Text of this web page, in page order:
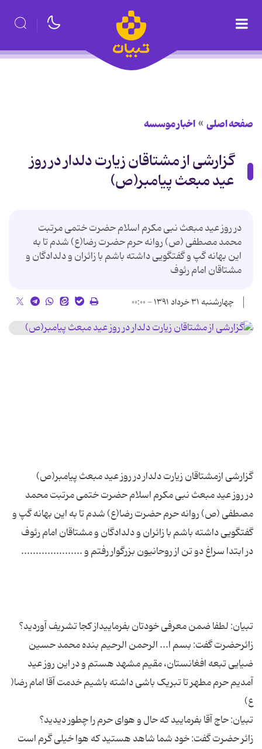
صفحه اصلی اخبار موسسه
گزارشی از مشتاقان زیارت دلدار در روز
عید مبعث پیامبر(ص)
در روز عید مبعث نبی مکرم اسلام حضرت ختمی مرتبت
محمد مصطفی (ص) روانه حرم حضرت رضا(ع) شدم تا به
این بهانه گپ و گفتگویی داشته باشم با زائران و دلدادگان و
مشتاقان امام رئوف
چهارشنبه ۳۱ خرداد ۱۳۹۱ - ۰۰:۰۰
در روز عید مبعث نبی مکرم اسلام حضرت ختمی مرتبت محمد
مصطفی (ص) روانه حرم حضرت رضا(ع) شدم تا به این بهانه گپ و
زائرحضرت گفت: بسم ا... الرحمن الرحیم بنده محمد حسین
ضیایی تبعه افغانستان، مقیم مشهد هستم و در این روز عید
آمدیم حرم مطهر تا تبریک باشی داشته باشیم خدمت آقا امام رضا(
زائر حضرت گفت: خود شما شاهد هستید که هوا خیلی گرم است